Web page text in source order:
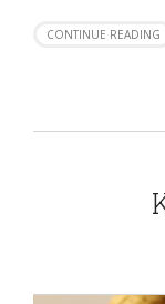
CONTINUE READING